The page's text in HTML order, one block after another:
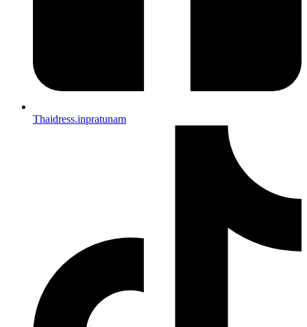
Thaidress.inpratunam